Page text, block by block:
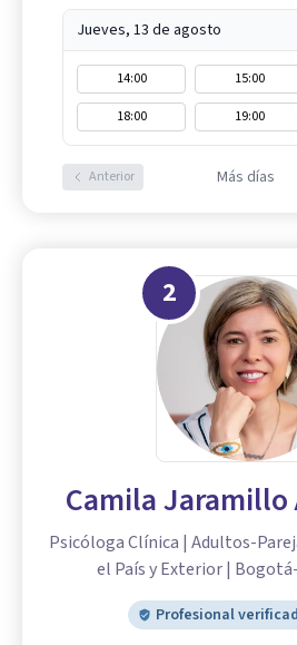
Jueves, 13 de agosto
14:00 15:00
18:00
19:00
Anterior Más días
2
Camila Jaramillo
Psicóloga Clínica | Adultos-
el País y Exterior |
Profesional